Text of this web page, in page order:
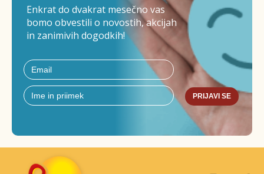
Enkrat do dvakrat mesečno vas
bomo obvestili o novostih, akcijah
in zanimivih dogodkih!
PRIJAVI SE